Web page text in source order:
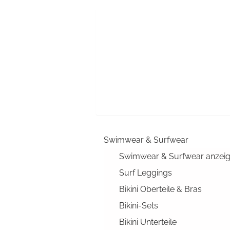
Swimwear & Surfwear
Swimwear & Surfwear
Surf Leggings
Bikini Oberteile & Bras
Bikini-Sets
Bikini Unterteile